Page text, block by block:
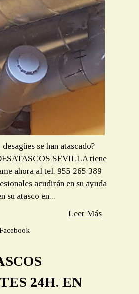
se han atascado?
SEVILLA tiene
ahora al tel. 955 265 389
acudirán en su ayuda
su atasco en...
Leer Más
Facebook
24H. EN